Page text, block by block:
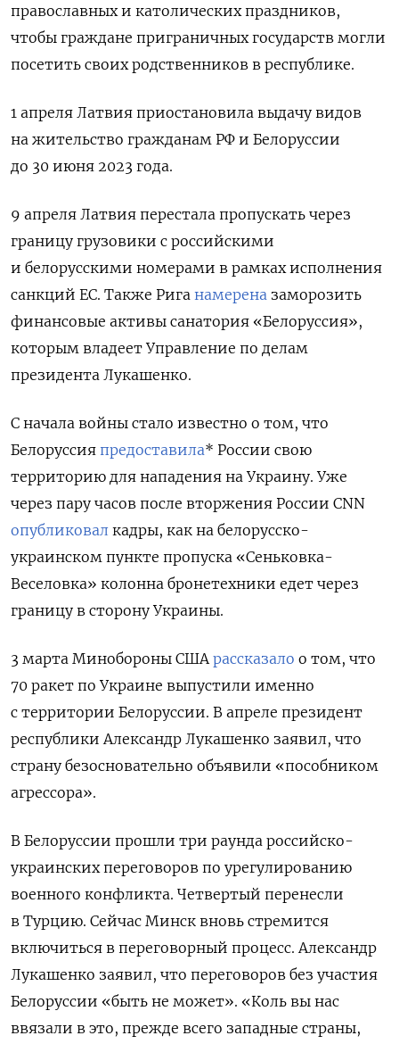
православных и католических праздников,
чтобы граждане приграничных государств могли
посетить своих родственников в республике.
1 апреля Латвия приостановила выдачу видов
на жительство гражданам РФ и Белоруссии
до 30 июня 2023 года.
9 апреля Латвия перестала пропускать через
границу грузовики с российскими
и белорусскими номерами в рамках исполнения
санкций ЕС. Также Рига намерена заморозить
финансовые активы санатория «Белоруссия»,
которым владеет Управление по делам
президента Лукашенко.
С начала войны стало известно о том, что
Белоруссия предоставила* России свою
территорию для нападения на Украину. Уже
через пару часов после вторжения России CNN
опубликовал кадры, как на белорусско-
украинском пункте пропуска «Сеньковка-
Веселовка» колонна бронетехники едет через
границу в сторону Украины.
3 марта Минобороны США рассказало о том, что
70 ракет по Украине выпустили именно
с территории Белоруссии. В апреле президент
республики Александр Лукашенко заявил, что
страну безосновательно объявили «пособником
агрессора».
В Белоруссии прошли три раунда российско-
украинских переговоров по урегулированию
военного конфликта. Четвертый перенесли
в Турцию. Сейчас Минск вновь стремится
включиться в переговорный процесс. Александр
Лукашенко заявил, что переговоров без участия
Белоруссии «быть не может». «Коль вы нас
ввязали в это, прежде всего западные страны,